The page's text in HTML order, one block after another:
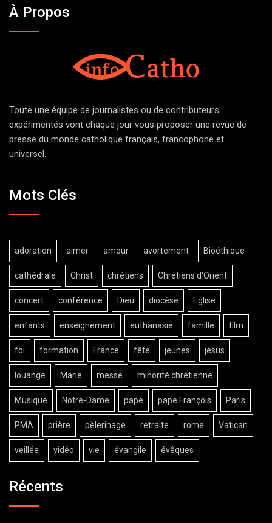
À Propos
Toute une équipe de journalistes ou de contributeurs
expérimentés vont chaque jour vous proposer une revue de
presse du monde catholique français, francophone et
universel.
Mots Clés
adoration aimer amour avortement Bioéthique
cathédrale Christ chrétiens Chrétiens d'Orient
concert conférence Dieu diocèse Eglise
enfants enseignement euthanasie famille film
foi formation France fête jeunes jésus
louange Marie messe minorité chrétienne
Musique Notre-Dame pape pape François Paris
PMA prière pèlerinage retraite rome Vatican
veillée vidéo vie évangile évêques
Récents